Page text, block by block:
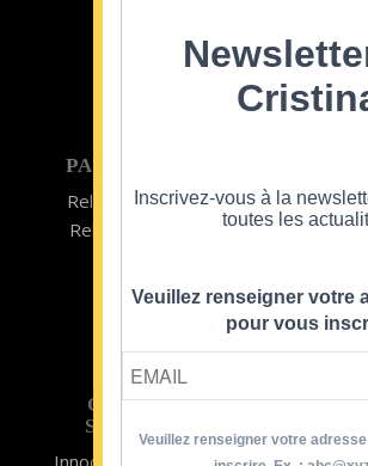
PARTICULIER
Relooking homme
Relooking femme
CRISTINA
SOUTIENT
Inscrivez-vous à la
toutes les
Veuillez renseigner votre
pour vous
Veuillez renseigner votre